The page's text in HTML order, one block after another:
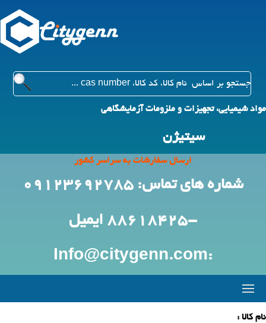
مواد شیمیایی، تجهیزات و ملزومات آزمایشگاهی
سیتیژن
ارسال سفارشات به سراسر کشور
شماره های تماس: 09123692785
-88618425 ایمیل
:Info@citygenn.com
نام کالا :